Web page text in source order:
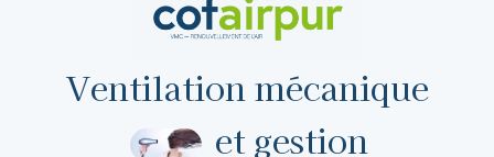
Ventilation mécanique
et gestion